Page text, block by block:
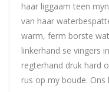
haar liggaam teen
van haar
warm, ferm borste
linkerhand se vingers
regterhand druk hard
rus op my boude.